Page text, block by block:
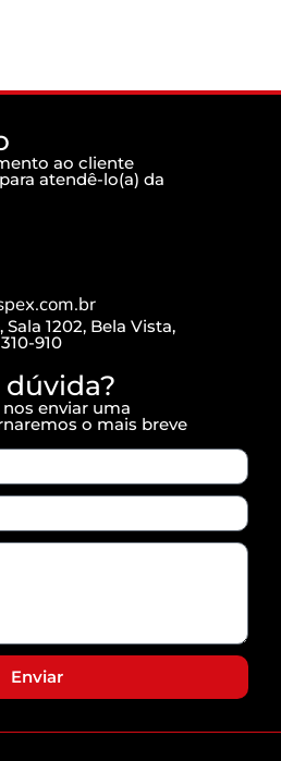
ao cliente
atendê-lo(a) da
1202, Bela Vista,
910
enviar uma
o mais breve
Enviar